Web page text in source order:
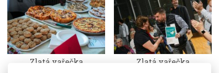
Zlatá vařečka Zlatá vařečka